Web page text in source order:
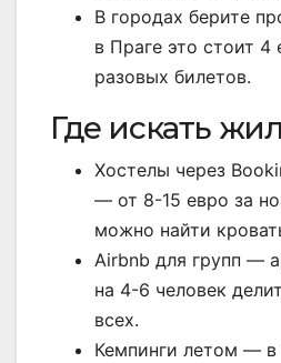
В городах берите
в Праге это стоит 4
разовых билетов.
Где искать
Хостелы через
— от 8-15 евро за
можно найти
Airbnb для групп —
на 4-6 человек
всех.
Кемпинги летом — в